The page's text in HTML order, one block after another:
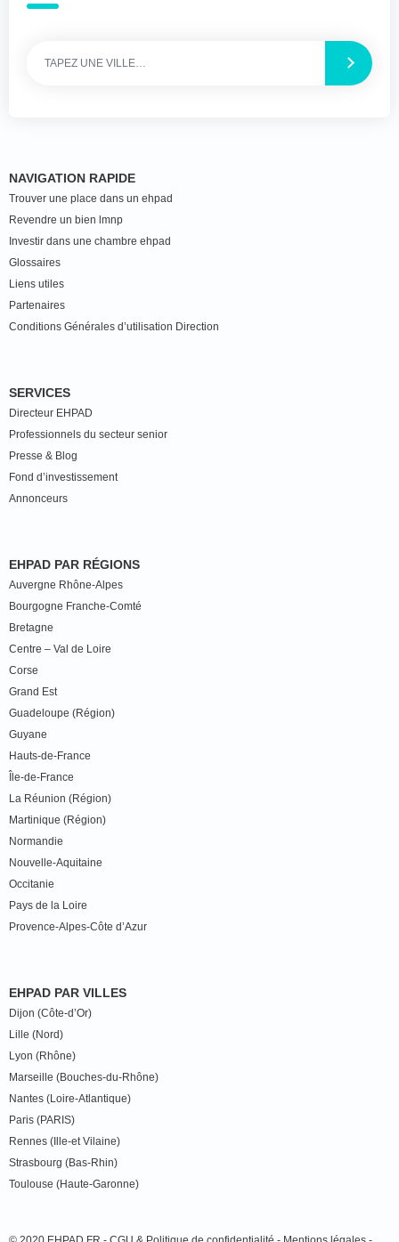
NAVIGATION RAPIDE
Trouver une place dans un ehpad
Revendre un bien lmnp
Investir dans une chambre ehpad
Glossaires
Liens utiles
Partenaires
Conditions Générales d’utilisation Direction
SERVICES
Directeur EHPAD
Professionnels du secteur senior
Presse & Blog
Fond d’investissement
Annonceurs
EHPAD PAR RÉGIONS
Auvergne Rhône-Alpes
Bourgogne Franche-Comté
Bretagne
Centre – Val de Loire
Corse
Grand Est
Guadeloupe (Région)
Guyane
Hauts-de-France
Île-de-France
La Réunion (Région)
Martinique (Région)
Normandie
Nouvelle-Aquitaine
Occitanie
Pays de la Loire
Provence-Alpes-Côte d’Azur
EHPAD PAR VILLES
Dijon (Côte-d’Or)
Lille (Nord)
Lyon (Rhône)
Marseille (Bouches-du-Rhône)
Nantes (Loire-Atlantique)
Paris (PARIS)
Rennes (Ille-et Vilaine)
Strasbourg (Bas-Rhin)
Toulouse (Haute-Garonne)